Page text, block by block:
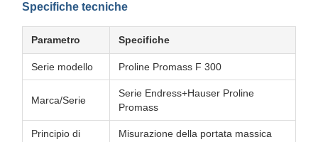
Specifiche tecniche
Parametro Specifiche
Serie modello Proline Promass F 300
Marca/Serie
Serie Endress+Hauser Proline
Promass
Principio di
Misurazione della portata massica